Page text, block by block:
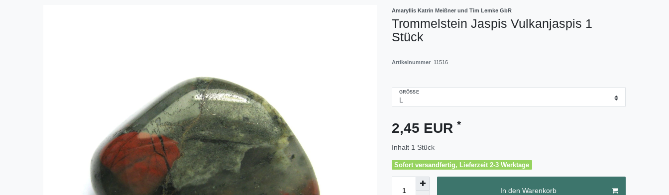
Amaryllis Katrin Meißner und Tim Lemke GbR
Trommelstein Jaspis Vulkanjaspis 1
Stück
Artikelnummer 11516
GRÖSSE
2,45 EUR *
Inhalt 1 Stück
Sofort versandfertig, Lieferzeit 2-3 Werktage
In den Warenkorb